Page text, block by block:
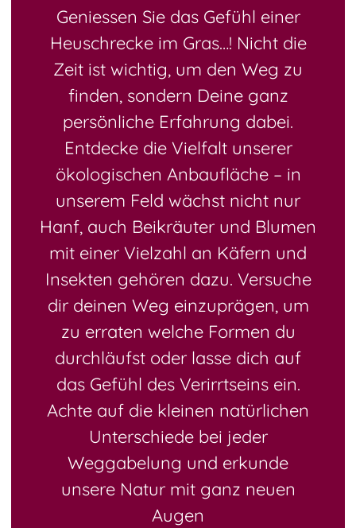
Geniessen Sie das Gefühl einer
Heuschrecke im Gras…! Nicht die
Zeit ist wichtig, um den Weg zu
finden, sondern Deine ganz
persönliche Erfahrung dabei.
Entdecke die Vielfalt unserer
ökologischen Anbaufläche – in
unserem Feld wächst nicht nur
Hanf, auch Beikräuter und Blumen
mit einer Vielzahl an Käfern und
Insekten gehören dazu. Versuche
dir deinen Weg einzuprägen, um
zu erraten welche Formen du
durchläufst oder lasse dich auf
das Gefühl des Verirrtseins ein.
Achte auf die kleinen natürlichen
Unterschiede bei jeder
Weggabelung und erkunde
unsere Natur mit ganz neuen
Augen